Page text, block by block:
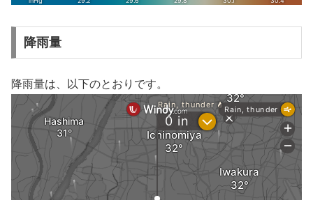
降雨量
降雨量は、以下のとおりです。